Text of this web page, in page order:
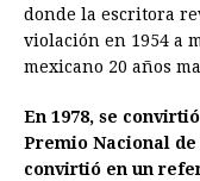
donde la escritora
violación en 1954 a
mexicano 20 años
En 1978, se
Premio Nacional de
convirtió en un